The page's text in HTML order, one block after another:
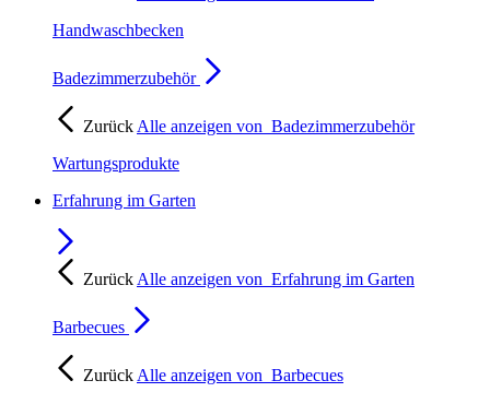
Handwaschbecken
Badezimmerzubehör
Zurück Alle anzeigen von Badezimmerzubehör
Wartungsprodukte
Erfahrung im Garten
Zurück Alle anzeigen von Erfahrung im Garten
Barbecues
Zurück Alle anzeigen von Barbecues